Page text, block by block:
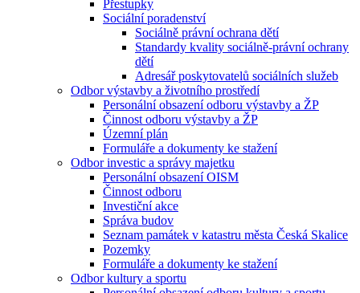
Přestupky
Sociální poradenství
Sociálně právní ochrana dětí
Standardy kvality sociálně-právní ochrany
dětí
Adresář poskytovatelů sociálních služeb
Odbor výstavby a životního prostředí
Personální obsazení odboru výstavby a ŽP
Činnost odboru výstavby a ŽP
Územní plán
Formuláře a dokumenty ke stažení
Odbor investic a správy majetku
Personální obsazení OISM
Činnost odboru
Investiční akce
Správa budov
Seznam památek v katastru města Česká Skalice
Pozemky
Formuláře a dokumenty ke stažení
Odbor kultury a sportu